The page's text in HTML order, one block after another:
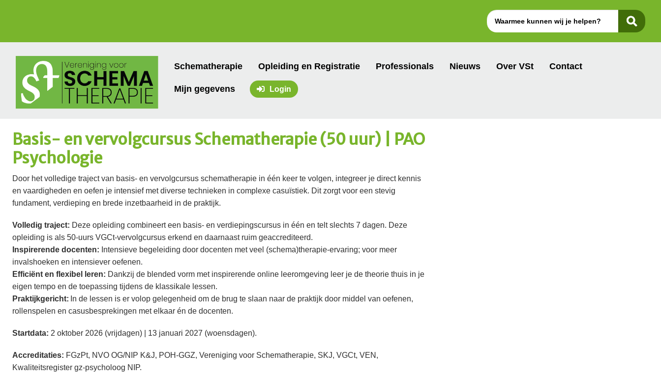
Schematherapie Opleiding en Registratie Professionals Nieuws Over VSt Contact
Mijn gegevens Login
Basis- en vervolgcursus Schematherapie (50 uur) | PAO
Psychologie
Door het volledige traject van basis- en vervolgcursus schematherapie in één keer te volgen, integreer je direct kennis
en vaardigheden en oefen je intensief met diverse technieken in complexe casuïstiek. Dit zorgt voor een stevig
fundament, verdieping en brede inzetbaarheid in de praktijk.
Volledig traject: Deze opleiding combineert een basis- en verdiepingscursus in één en telt slechts 7 dagen. Deze
opleiding is als 50-uurs VGCt-vervolgcursus erkend en daarnaast ruim geaccrediteerd.
Inspirerende docenten: Intensieve begeleiding door docenten met veel (schema)therapie-ervaring; voor meer
invalshoeken en intensiever oefenen.
Efficiënt en flexibel leren: Dankzij de blended vorm met inspirerende online leeromgeving leer je de theorie thuis in je
eigen tempo en de toepassing tijdens de klassikale lessen.
Praktijkgericht: In de lessen is er volop gelegenheid om de brug te slaan naar de praktijk door middel van oefenen,
rollenspelen en casusbesprekingen met elkaar én de docenten.
Startdata: 2 oktober 2026 (vrijdagen) | 13 januari 2027 (woensdagen).
Accreditaties: FGzPt, NVO OG/NIP K&J, POH-GGZ, Vereniging voor Schematherapie, SKJ, VGCt, VEN,
Kwaliteitsregister gz-psycholoog NIP.